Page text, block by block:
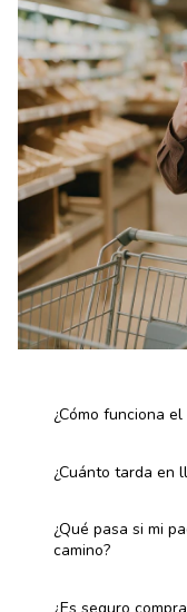
¿Cómo funciona
¿Cuánto tarda en
¿Qué pasa si mi
camino?
¿Es seguro